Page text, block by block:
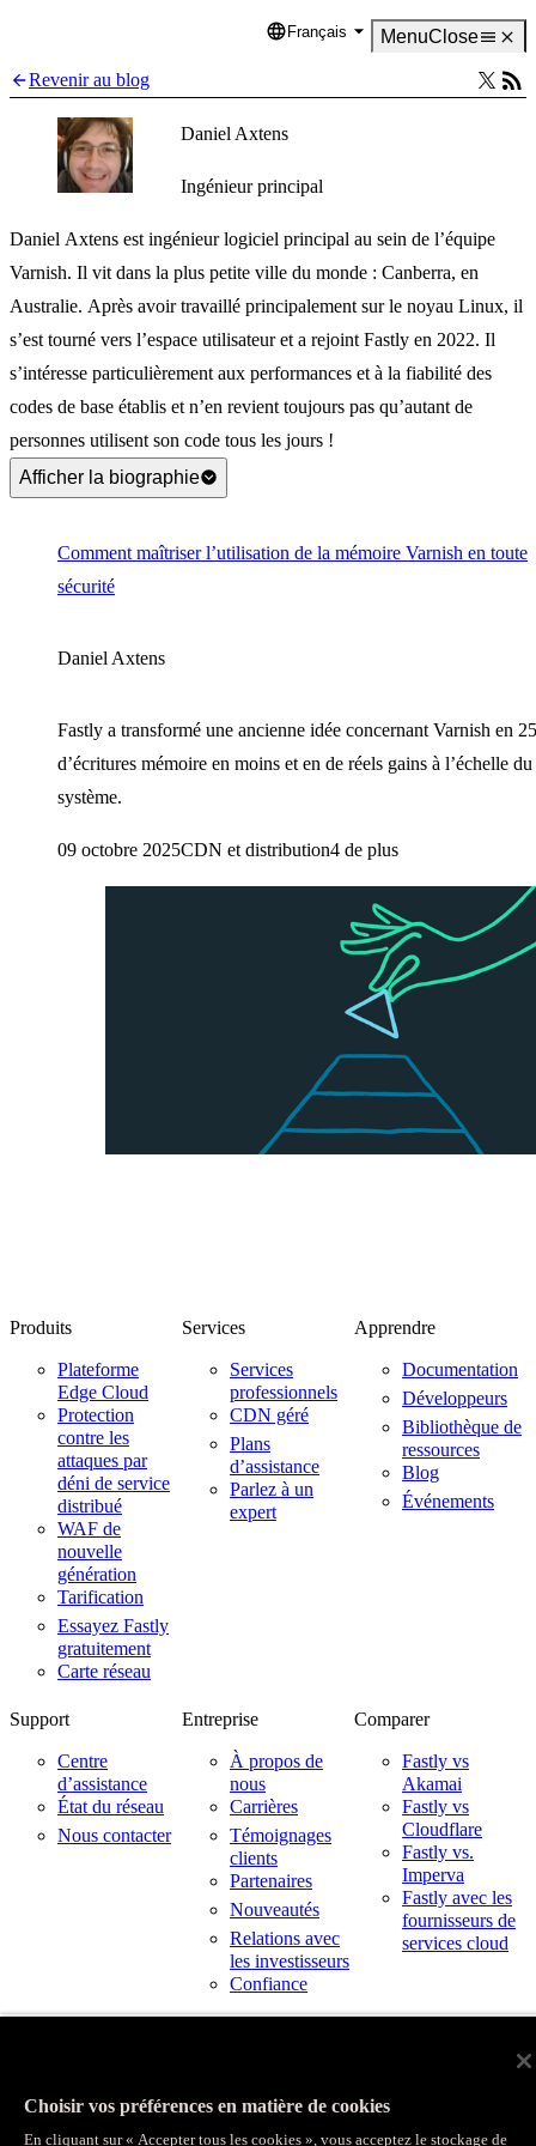
Language
Français MenuClose
Revenir au blog
Daniel Axtens
Ingénieur principal
Daniel Axtens est ingénieur logiciel principal au sein de l’équipe
Varnish. Il vit dans la plus petite ville du monde : Canberra, en
Australie. Après avoir travaillé principalement sur le noyau Linux, il
s’est tourné vers l’espace utilisateur et a rejoint Fastly en 2022. Il
s’intéresse particulièrement aux performances et à la fiabilité des
codes de base établis et n’en revient toujours pas qu’autant de
personnes utilisent son code tous les jours !
Afficher la biographie
Comment maîtriser l’utilisation de la mémoire Varnish en toute
sécurité
Daniel Axtens
Fastly a transformé une ancienne idée concernant Varnish en
d’écritures mémoire en moins et en de réels gains à l’échelle du
système.
09 octobre 2025CDN et distribution4 de plus
Produits
Plateforme
Edge Cloud
Protection
contre les
attaques par
déni de service
distribué
WAF de
nouvelle
génération
Tarification
Essayez Fastly
gratuitement
Carte réseau
Services
Services
professionnels
CDN géré
Plans
d’assistance
Parlez à un
expert
Apprendre
Documentation
Développeurs
Bibliothèque de
ressources
Blog
Événements
Support
Centre
d’assistance
État du réseau
Nous contacter
Entreprise
À propos de
nous
Carrières
Témoignages
clients
Partenaires
Nouveautés
Relations avec
les investisseurs
Confiance
Comparer
Fastly vs
Akamai
Fastly vs
Cloudflare
Fastly vs.
Imperva
Fastly avec les
fournisseurs de
services cloud
Politique de confidentialité
Utilisation acceptable
Instagram
YouTube
Choisir vos préférences en matière de cookies
En cliquant sur « Accepter tous les cookies », vous acceptez le stockage de